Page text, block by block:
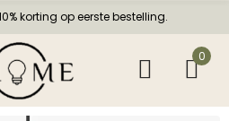
korting op eerste bestelling.
0